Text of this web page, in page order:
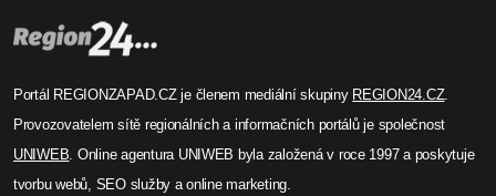
Portál REGIONZAPAD.CZ je členem mediální skupiny REGION24.CZ.
Provozovatelem sítě regionálních a informačních portálů je společnost
UNIWEB. Online agentura UNIWEB byla založená v roce 1997 a poskytuje
tvorbu webů, SEO služby a online marketing.